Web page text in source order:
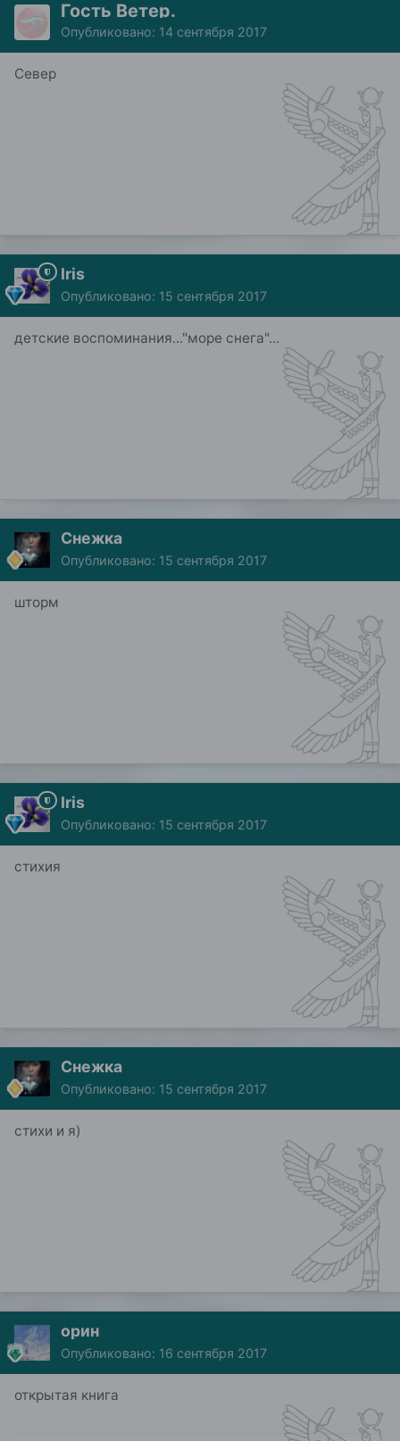
Гость Ветер.
Опубликовано: 14 сентября 2017
Север
Iris
Опубликовано: 15 сентября 2017
детские воспоминания..."море снега"...
Снежка
Опубликовано: 15 сентября 2017
шторм
Iris
Опубликовано: 15 сентября 2017
стихия
Снежка
Опубликовано: 15 сентября 2017
стихи и я)
орин
Опубликовано: 16 сентября 2017
открытая книга